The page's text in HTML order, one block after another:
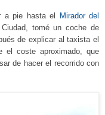
a pie hasta el
Mirador del
tomé un coche de
de explicar al taxista el
el coste aproximado, que
de hacer el recorrido con